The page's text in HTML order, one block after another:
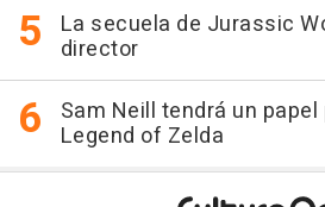
La secuela de Jurassic
director
Sam Neill tendrá un
Legend of Zelda